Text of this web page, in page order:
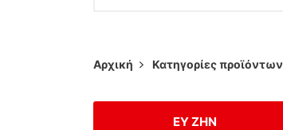
Αρχική Κατηγορίες προϊόντων
ΕΥ ΖΗΝ